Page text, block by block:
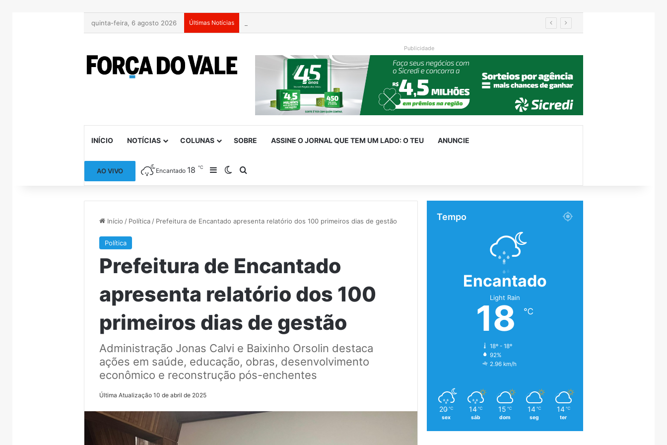
quinta-feira, 6 agosto 2026 Últimas Notícias
Publicidade
INÍCIO NOTÍCIAS COLUNAS SOBRE ASSINE O JORNAL QUE TEM UM LADO: O TEU ANUNCIE
AO VIVO Encantado 18℃ Barra Lateral
Switch skin
Início / Política / Prefeitura de Encantado apresenta relatório dos 100 primeiros dias de gestão
Política
Prefeitura de Encantado
apresenta relatório dos 100
primeiros dias de gestão
Administração Jonas Calvi e Baixinho Orsolin destaca
ações em saúde, educação, obras, desenvolvimento
econômico e reconstrução pós-enchentes
Última Atualização 10 de abril de 2025
Tempo
Encantado
Light Rain
18 ℃
18º - 18º
92%
2.96 km/h
20 ℃
sex
14 ℃
sáb
15 ℃
dom
14 ℃
seg
14 ℃
ter